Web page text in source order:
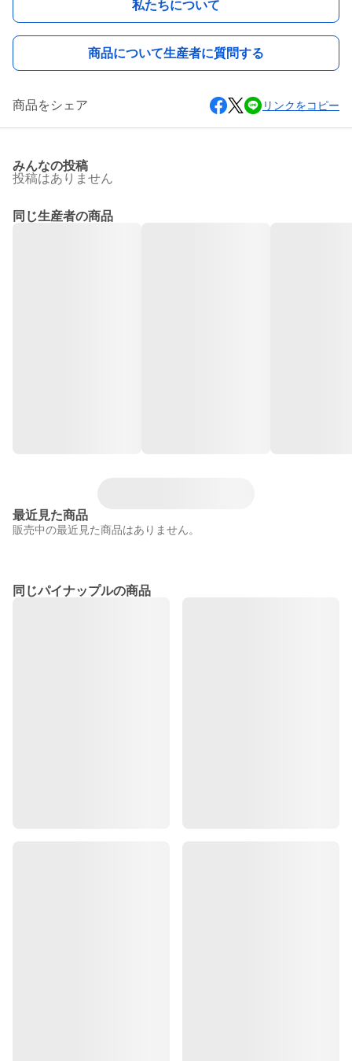
私たちについて
商品について生産者に質問する
商品をシェア リンクをコピー
みんなの投稿
投稿はありません
同じ生産者の商品
最近見た商品
販売中の最近見た商品はありません。
同じパイナップルの商品